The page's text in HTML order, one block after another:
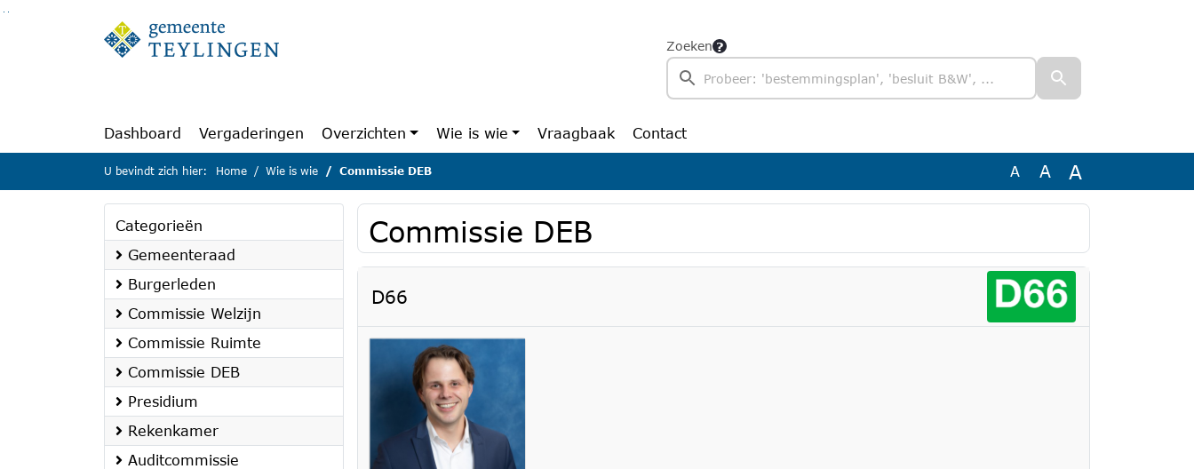
Ga naar de inhoud van deze pagina
Ga naar het zoeken
Ga naar het menu
Zoeken
Dashboard Vergaderingen Overzichten Wie is wie Vraagbaak Contact
U bevindt zich hier: Home Wie is wie Commissie DEB A A A
Categorieën
Gemeenteraad
Burgerleden
Commissie Welzijn
Commissie Ruimte
Commissie DEB
Presidium
Rekenkamer
Auditcommissie
Commissie DEB
D66